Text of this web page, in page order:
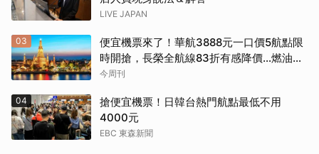
LIVE JAPAN
03
便宜機票來了！華航3888元一口價5航點限
時開搶，長榮全航線83折有感降價…燃油稅
8/9調漲早買早省
今周刊
04
搶便宜機票！日韓台熱門航點最低不用
4000元
EBC 東森新聞